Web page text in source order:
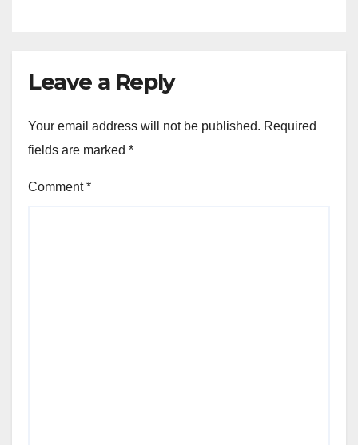
Leave a Reply
Your email address will not be published. Required
fields are marked *
Comment*